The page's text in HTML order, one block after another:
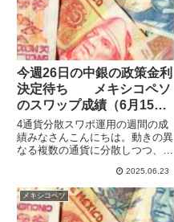
こ...
今週26日の中銀の政策金利
決定待ち メキシコペソ
のスワップ成績（6月15日
週）
4通貨分散スワポ運用の週間の成
績みなさんこんにちは。動きの異
なる複数の通貨に分散しつつ、ハ
プポイント運用をしています。
2024年を通してほぼ10通貨で運
用していたものを徐々に規模縮小
して、4通貨（メキシコペソ・...
2025.06.23
メキシコペソ